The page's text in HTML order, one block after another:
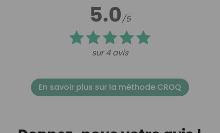
5.0/5
sur 4 avis
En savoir plus sur la méthode CROQ